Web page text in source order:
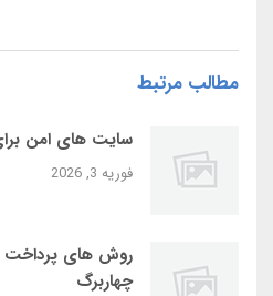
مطالب مرتبط
سایت‌ های امن
فوریه 3, 2026
روش‌ های
چهاربرگ